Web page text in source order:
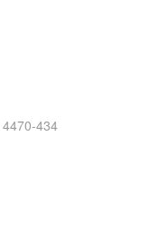
4470-434